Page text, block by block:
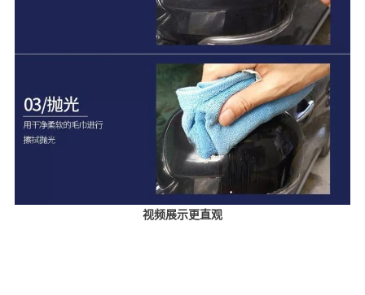
视频展示更直观